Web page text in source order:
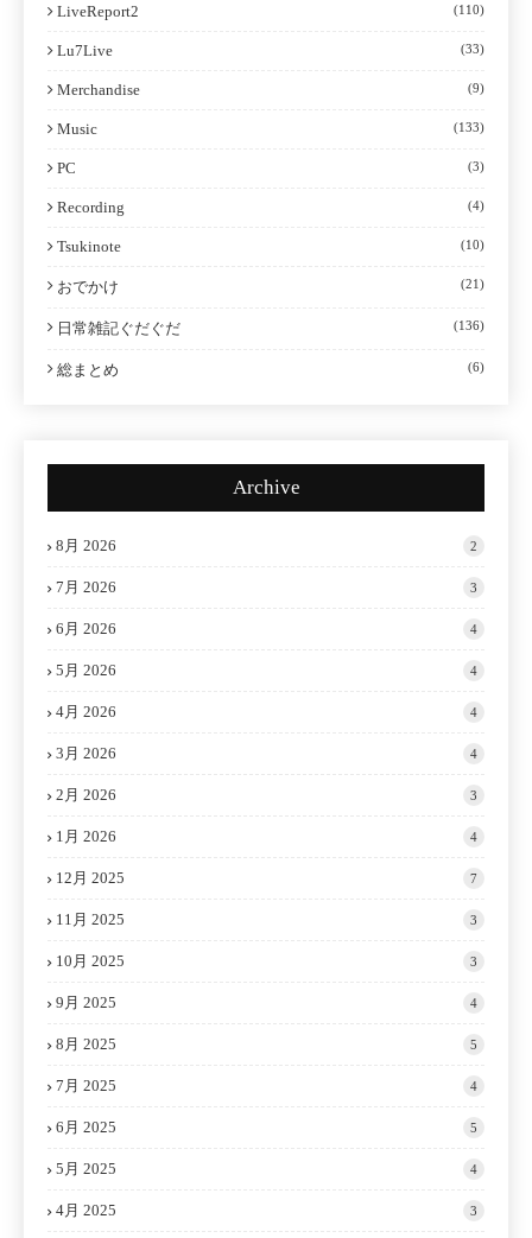
LiveReport2 (110)
Lu7Live (33)
Merchandise (9)
Music (133)
PC (3)
Recording (4)
Tsukinote (10)
おでかけ (21)
日常雑記ぐだぐだ (136)
総まとめ (6)
Archive
8月 2026 2
7月 2026 3
6月 2026 4
5月 2026 4
4月 2026 4
3月 2026 4
2月 2026 3
1月 2026 4
12月 2025 7
11月 2025 3
10月 2025 3
9月 2025 4
8月 2025 5
7月 2025 4
6月 2025 5
5月 2025 4
4月 2025 3